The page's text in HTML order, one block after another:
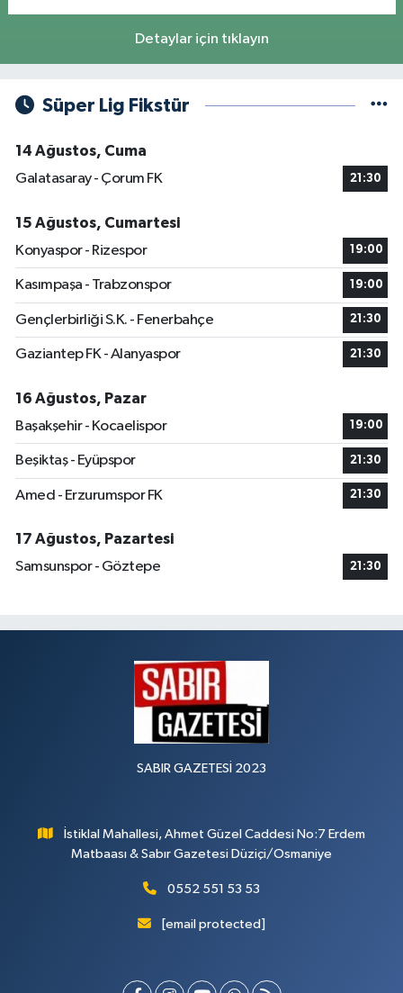
Detaylar için tıklayın
Süper Lig Fikstür
14 Ağustos, Cuma
Galatasaray - Çorum FK
21:30
15 Ağustos, Cumartesi
Konyaspor - Rizespor
19:00
Kasımpaşa - Trabzonspor 19:00
Gençlerbirliği S.K. - Fenerbahçe 21:30
Gaziantep FK - Alanyaspor 21:30
16 Ağustos, Pazar
Başakşehir - Kocaelispor
19:00
Beşiktaş - Eyüpspor 21:30
Amed - Erzurumspor FK 21:30
17 Ağustos, Pazartesi
Samsunspor - Göztepe
21:30
SABIR GAZETESİ 2023
İstiklal Mahallesi, Ahmet Güzel Caddesi No:7 Erdem
Matbaası & Sabır Gazetesi Düziçi/Osmaniye
0552 551 53 53
[email protected]